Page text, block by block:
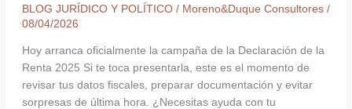
BLOG JURÍDICO Y POLÍTICO/ Moreno&Duque Consultores /
08/04/2026
Hoy arranca oficialmente la campaña de la Declaración de la
Renta 2025 Si te toca presentarla, este es el momento de
revisar tus datos fiscales, preparar documentación y evitar
sorpresas de última hora. ¿Necesitas ayuda con tu